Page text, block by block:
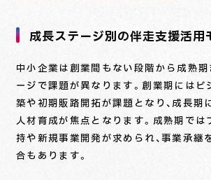
成長ステージ別の伴走支援活用
中小企業は創業間もない段階から成熟期
ージで課題が異なります。創業期にはビ
築や初期販路開拓が課題となり、成長期
人材育成が焦点となります。成熟期では
持や新規事業開発が求められ、事業承継
合もあります。